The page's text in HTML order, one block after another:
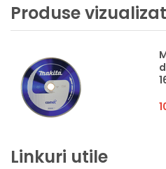
Produse
Linkuri utile